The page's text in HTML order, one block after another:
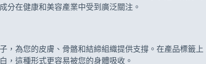
分在健康和美容產業中受到廣泛關注。
，為您的皮膚、骨骼和結締組織提供支撐。在產品標籤
，這種形式更容易被您的身體吸收。